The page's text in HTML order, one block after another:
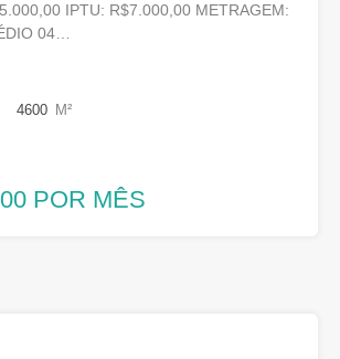
IPTU: R$7.000,00 METRAGEM:
04…
4600 M²
POR MÊS